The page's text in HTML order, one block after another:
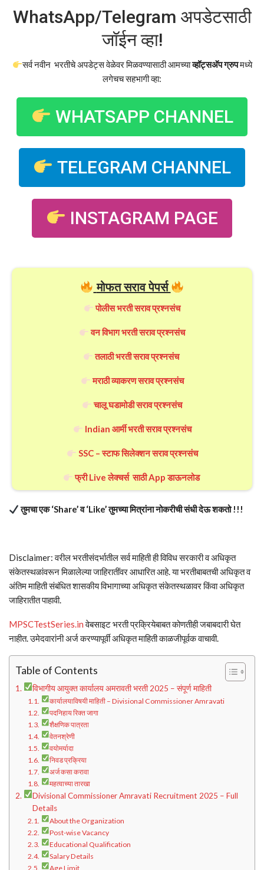
WhatsApp/Telegram अपडेटसाठी
जॉईन व्हा!
सर्व नवीन भरतीचे अपडेट्स वेळेवर मिळवण्यासाठी आमच्याव्हॉट्सअ‍ॅप ग्रुपमध्ये
लगेचच सहभागी व्हा:
WHATSAPP CHANNEL
TELEGRAM CHANNEL
INSTAGRAM PAGE
मोफत सराव पेपर्स
पोलीस भरती सराव प्रश्नसंच
वन विभाग भरती सराव प्रश्नसंच
तलाठी भरती सराव प्रश्नसंच
मराठी व्याकरण सराव प्रश्नसंच
चालू घडामोडी सराव प्रश्नसंच
Indian आर्मी भरती सराव प्रश्नसंच
SSC – स्टाफ सिलेक्शन सराव प्रश्नसंच
फ्री Live लेक्चर्स साठी App डाऊनलोड
तुमचा एक ‘Share’ व ‘Like’ तुमच्या मित्रांना नोकरीची संधी देऊ शकतो !!!
Disclaimer: वरील भरतीसंदर्भातील सर्व माहिती ही विविध सरकारी व अधिकृत
संकेतस्थळांवरून मिळालेल्या जाहिरातींवर आधारित आहे. या भरतीबाबतची अधिकृत व
अंतिम माहिती संबंधित शासकीय विभागाच्या अधिकृत संकेतस्थळावर किंवा अधिकृत
जाहिरातीत पाहावी.
MPSCTestSeries.inवेबसाइट भरती प्रक्रियेबाबत कोणतीही जबाबदारी घेत
नाहीत. उमेदवारांनी अर्ज करण्यापूर्वी अधिकृत माहिती काळजीपूर्वक वाचावी.
Table of Contents
विभागीय आयुक्त कार्यालय अमरावती भरती 2025 – संपूर्ण माहिती
कार्यालयाविषयी माहिती – Divisional Commissioner Amravati
पदनिहाय रिक्त जागा
शैक्षणिक पात्रता
वेतनश्रेणी
वयोमर्यादा
निवड प्रक्रिया
अर्ज कसा करावा
महत्वाच्या तारखा
Divisional Commissioner Amravati Recruitment 2025 – Full
Details
About the Organization
Post-wise Vacancy
Educational Qualification
Salary Details
Age Limit